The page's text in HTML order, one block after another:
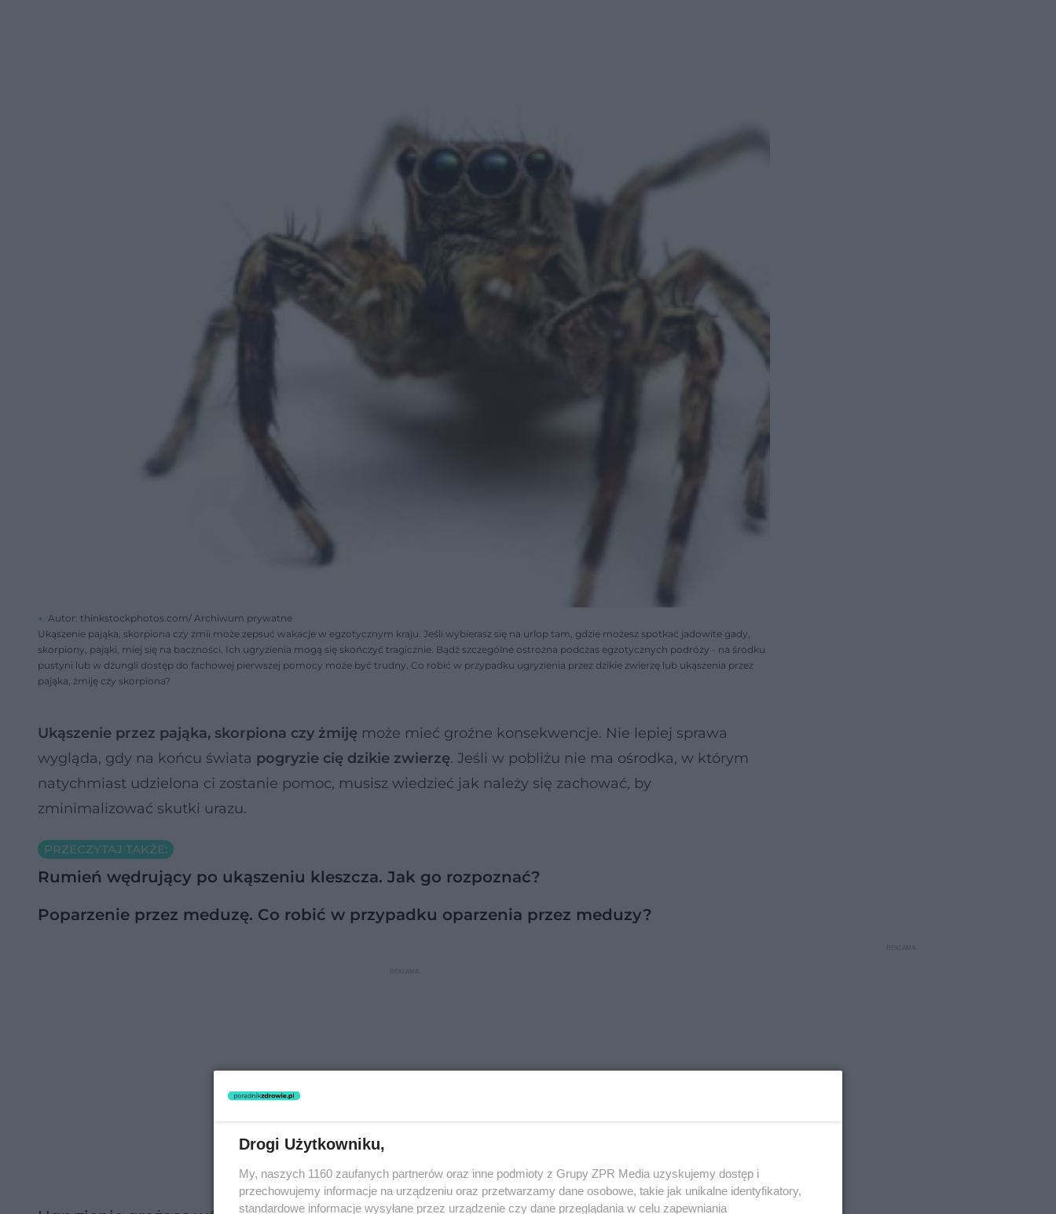
Autor: thinkstockphotos.com/ Archiwum prywatne
Ukąszenie pająka, skorpiona czy żmii może zepsuć wakacje w egzotycznym kraju. Jeśli wybierasz się na urlop tam, gdzie możesz spotkać jadowite gady,
skorpiony, pająki, miej się na baczności. Ich ugryzienia mogą się skończyć tragicznie. Bądź szczególne ostrożna podczas egzotycznych podróży - na środku
pustyni lub w dżungli dostęp do fachowej pierwszej pomocy może być trudny. Co robić w przypadku ugryzienia przez dzikie zwierzę lub ukąszenia przez
pająka, żmiję czy skorpiona?
Ukąszenie przez pająka, skorpiona czy żmiję może mieć groźne konsekwencje. Nie lepiej sprawa
wygląda, gdy na końcu świata pogryzie cię dzikie zwierzę. Jeśli w pobliżu nie ma ośrodka, w którym
natychmiast udzielona ci zostanie pomoc, musisz wiedzieć jak należy się zachować, by
zminimalizować skutki urazu.
PRZECZYTAJ TAKŻE:
Rumień wędrujący po ukąszeniu kleszcza. Jak go rozpoznać?
Poparzenie przez meduzę. Co robić w przypadku oparzenia przez meduzy?
Drogi Użytkowniku,
My, naszych 1160 zaufanych partnerów oraz inne podmioty z Grupy ZPR Media uzyskujemy dostęp i
przechowujemy informacje na urządzeniu oraz przetwarzamy dane osobowe, takie jak unikalne identyfikatory,
standardowe informacje wysyłane przez urządzenie czy dane przeglądania w celu zapewniania